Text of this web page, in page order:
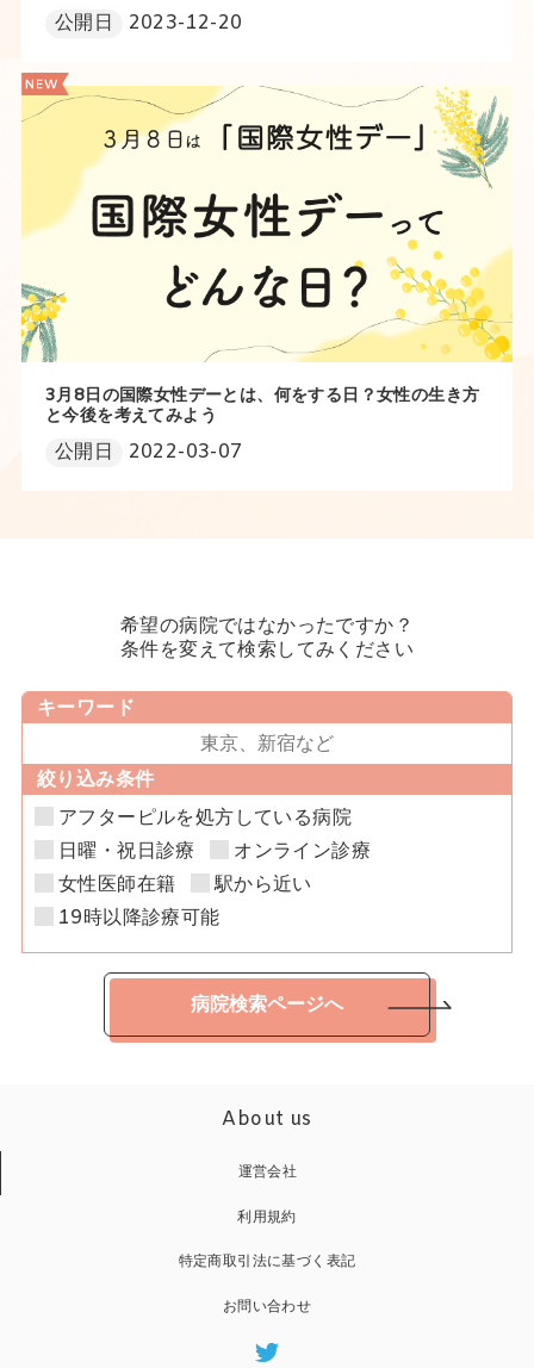
公開日 2023-12-20
3月8日の国際女性デーとは、何をする日？女性の生き方
と今後を考えてみよう
公開日 2022-03-07
希望の病院ではなかったですか？
条件を変えて検索してみください
キーワード
絞り込み条件
アフターピルを処方している病院
日曜・祝日診療
オンライン診療
女性医師在籍
駅から近い
19時以降診療可能
病院検索ページへ
About us
運営会社
利用規約
特定商取引法に基づく表記
お問い合わせ